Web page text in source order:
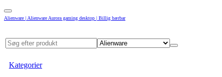
Alienware | Alienware Aurora gaming desktop | Billig bærbar
Kategorier